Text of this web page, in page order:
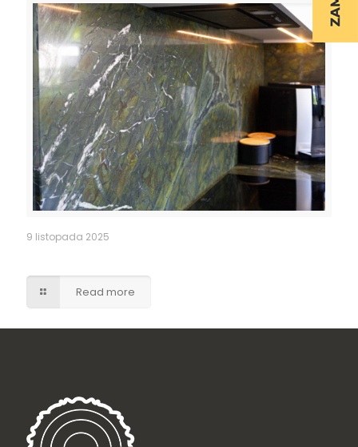
9 listopada 2025
Read more